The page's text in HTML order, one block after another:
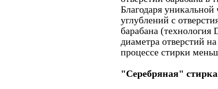
Благодаря
углублений с
барабана
диаметра отверстий
процессе стирки
"Серебряная" стирка